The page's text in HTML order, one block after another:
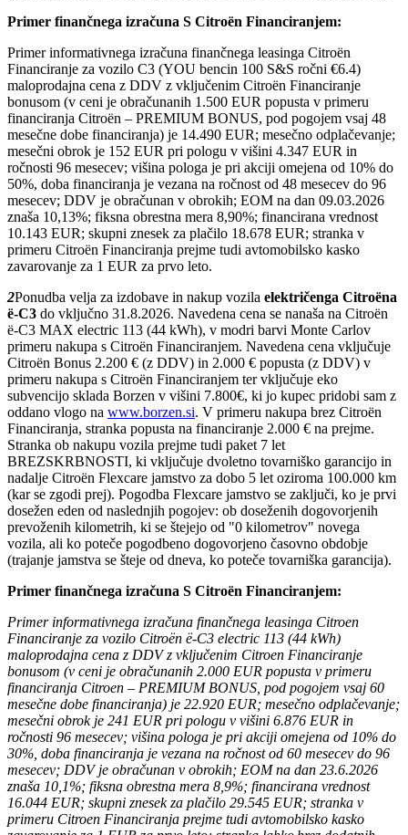
Primer finančnega izračuna S Citroën Financiranjem:
Primer informativnega izračuna finančnega leasinga Citroën
Financiranje za vozilo C3 (YOU bencin 100 S&S ročni €6.4)
maloprodajna cena z DDV z vključenim Citroën Financiranje
bonusom (v ceni je obračunanih 1.500 EUR popusta v primeru
financiranja Citroën – PREMIUM BONUS, pod pogojem vsaj 48
mesečne dobe financiranja) je 14.490 EUR; mesečno odplačevanje;
mesečni obrok je 152 EUR pri pologu v višini 4.347 EUR in
ročnosti 96 mesecev; višina pologa je pri akciji omejena od 10% do
50%, doba financiranja je vezana na ročnost od 48 mesecev do 96
mesecev; DDV je obračunan v obrokih; EOM na dan 09.03.2026
znaša 10,13%; fiksna obrestna mera 8,90%; financirana vrednost
10.143 EUR; skupni znesek za plačilo 18.678 EUR; stranka v
primeru Citroën Financiranja prejme tudi avtomobilsko kasko
zavarovanje za 1 EUR za prvo leto.
2Ponudba velja za izdobave in nakup vozila električenga Citroëna
ë-C3 do vključno 31.8.2026. Navedena cena se nanaša na Citroën
ë-C3 MAX electric 113 (44 kWh), v modri barvi Monte Carlov
primeru nakupa s Citroën Financiranjem. Navedena cena vključuje
Citroën Bonus 2.200 € (z DDV) in 2.000 € popusta (z DDV) v
primeru nakupa s Citroën Financiranjem ter vključuje eko
subvencijo sklada Borzen v višini 7.800€, ki jo kupec pridobi sam z
oddano vlogo na www.borzen.si. V primeru nakupa brez Citroën
Financiranja, stranka popusta na financiranje 2.000 € na prejme.
Stranka ob nakupu vozila prejme tudi paket 7 let
BREZSKRBNOSTI, ki vključuje dvoletno tovarniško garancijo in
nadalje Citroën Flexcare jamstvo za dobo 5 let oziroma 100.000 km
(kar se zgodi prej). Pogodba Flexcare jamstvo se zaključi, ko je prvi
dosežen eden od naslednjih pogojev: ob doseženih dogovorjenih
prevoženih kilometrih, ki se štejejo od "0 kilometrov" novega
vozila, ali ko poteče pogodbeno dogovorjeno časovno obdobje
(trajanje jamstva se šteje od dneva, ko poteče tovarniška garancija).
Primer finančnega izračuna S Citroën Financiranjem:
Primer informativnega izračuna finančnega leasinga Citroen
Financiranje za vozilo Citroën ë-C3 electric 113 (44 kWh)
maloprodajna cena z DDV z vključenim Citroen Financiranje
bonusom (v ceni je obračunanih 2.000 EUR popusta v primeru
financiranja Citroen – PREMIUM BONUS, pod pogojem vsaj 60
mesečne dobe financiranja) je 22.920 EUR; mesečno odplačevanje;
mesečni obrok je 241 EUR pri pologu v višini 6.876 EUR in
ročnosti 96 mesecev; višina pologa je pri akciji omejena od 10% do
30%, doba financiranja je vezana na ročnost od 60 mesecev do 96
mesecev; DDV je obračunan v obrokih; EOM na dan 23.6.2026
znaša 10,1%; fiksna obrestna mera 8,9%; financirana vrednost
16.044 EUR; skupni znesek za plačilo 29.545 EUR; stranka v
primeru Citroen Financiranja prejme tudi avtomobilsko kasko